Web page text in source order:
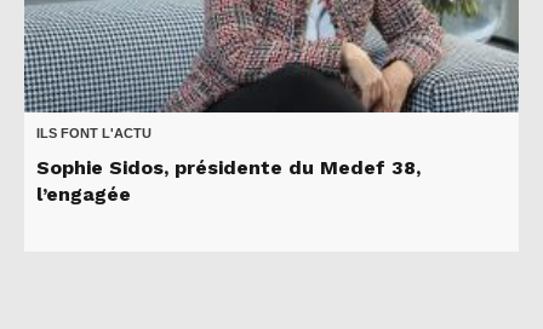
ILS FONT L'ACTU
Sophie Sidos, présidente du Medef 38,
l’engagée